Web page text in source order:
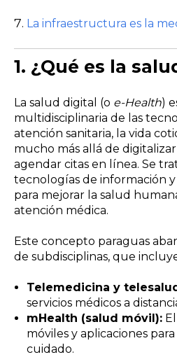
La infraestructura es la
1. ¿Qué es la
La salud digital (o e-Health)
multidisciplinaria de las
atención sanitaria, la vida
mucho más allá de
agendar citas en línea. Se
tecnologías de información
para mejorar la salud
atención médica.
Este concepto paraguas
de subdisciplinas, que
Telemedicina y
servicios médicos a
mHealth (salud móvil):El
móviles y aplicaciones
cuidado.